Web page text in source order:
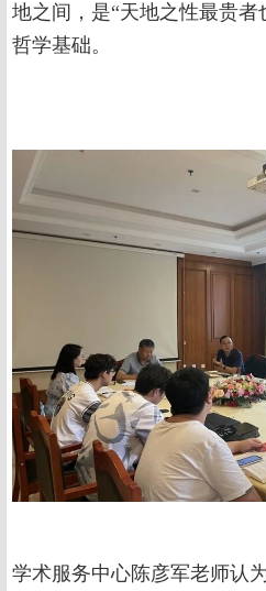
地之间，是“天地之性最贵者
哲学基础。
学术服务中心陈彦军老师认